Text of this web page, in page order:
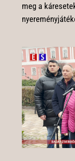
meg a